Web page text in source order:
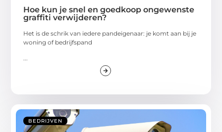
Hoe kun je snel en goedkoop ongewenste
graffiti verwijderen?
Het is de schrik van iedere pandeigenaar: je komt aan bij je
woning of bedrijfspand
...
BEDRIJVEN